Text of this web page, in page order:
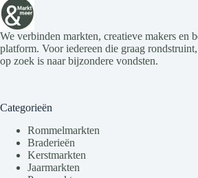
We verbinden markten, creatieve makers en
platform. Voor iedereen die graag
op zoek is naar bijzondere vondsten.
Categorieën
Rommelmarkten
Braderieën
Kerstmarkten
Jaarmarkten